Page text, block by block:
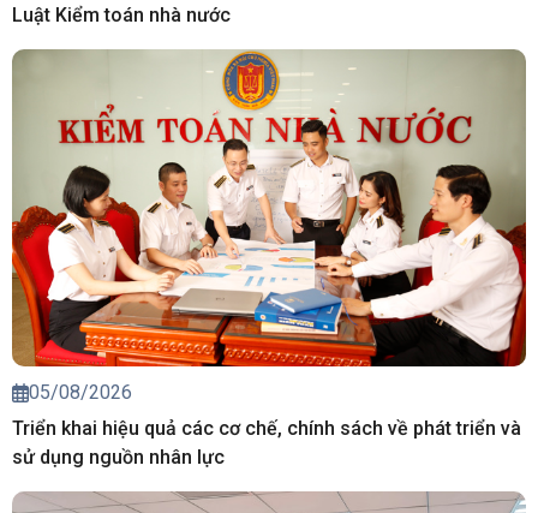
Luật Kiểm toán nhà nước
05/08/2026
Triển khai hiệu quả các cơ chế, chính sách về phát triển và
sử dụng nguồn nhân lực